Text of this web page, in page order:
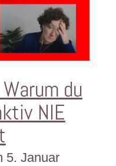
du
NIE
5. Januar